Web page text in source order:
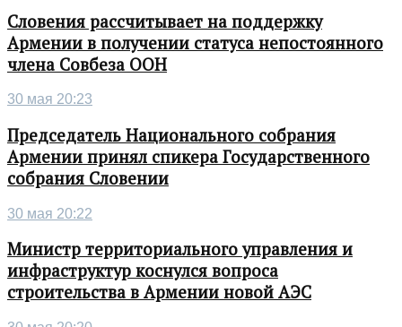
Словения рассчитывает на поддержку
Армении в получении статуса непостоянного
члена Совбеза ООН
30 мая 20:23
Председатель Национального собрания
Армении принял спикера Государственного
собрания Словении
30 мая 20:22
Министр территориального управления и
инфраструктур коснулся вопроса
строительства в Армении новой АЭС